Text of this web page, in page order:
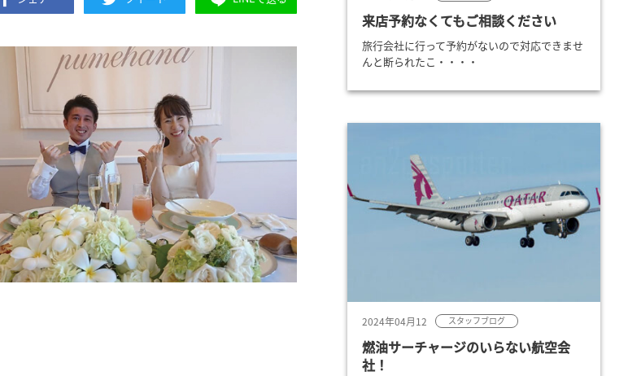
来店予約なくてもご相談ください
旅行会社に行って予約がないので対応できませ
んと断られたこ・・・・
2024年04月12 スタッフブログ
燃油サーチャージのいらない航空会
社！